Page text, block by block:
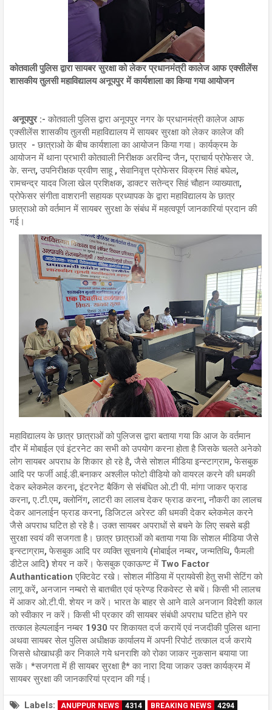
कोतवाली पुलिस द्वारा सायबर सुरक्षा को लेकर प्रधानमंत्री कालेज आफ एक्सीलेंस
शासकीय तुलसी महाविद्यालय अनूपपुर में कार्यशाला का किया गया आयोजन
अनूपपुर :- कोतवाली पुलिस द्वारा अनूपपुर नगर के प्रधानमंत्री कालेज आफ
एक्सीलेंस शासकीय तुलसी महाविद्यालय में सायबर सुरक्षा को लेकर कालेज की
छात्र - छात्राओ के बीच कार्यशाला का आयोजन किया गया। कार्यक्रम के
आयोजन में थाना प्रभारी कोतवाली निरीक्षक अरविन्द जैन, प्राचार्य प्रोफेसर जे.
के. सन्त, उपनिरीक्षक प्रवीण साहू , सेवानिवृत्त प्रोफेसर विक्रम सिहं बघेल,
रामचन्द्र यादव जिला खेल प्रशिक्षक, डाक्टर सतेन्द्र सिहं चौहान व्याख्याता,
प्रोफेसर संगीता वाशरानी सहायक प्रध्यापक के द्वारा महाविद्यालय के छात्र
छात्राओ को वर्तमान में सायबर सुरक्षा के संबंध में महत्वपूर्ण जानकारियां प्रदान की
गई।
महाविद्यालय के छात्र छात्राओं को पुलिजस द्वारा बताया गया कि आज के वर्तमान
दौर में मोबाईल एवं इंटरनेट का सभी को उपयोग करना होता है जिसके चलते अनेको
लोग सायबर अपराध के शिकार हो रहे है, जैसे सोशल मीडिया इन्स्टाग्राम, फेसबुक
आदि पर फर्जी आई.डी.बनाकर अश्लील फोटो वीडियो को वायरल करने की धमकी
देकर ब्लेकमेल करना, इंटरनेट बैकिंग से संबंधित ओ.टी पी. मांगा जाकर फ्राड
करना, ए.टी.एम, क्लोनिंग, लाटरी का लालच देकर फ्राड करना, नौकरी का लालच
देकर आनलाईन फ्राड करना, डिजिटल अरेस्ट की धमकी देकर ब्लेकमेल करने
जैसे अपराध घटित हो रहे है। उक्त सायबर अपराधों से बचने के लिए सबसे बड़ी
सुरक्षा स्वयं की सजगता है। छात्र छात्राओं को बताया गया कि सोशल मीडिया जैसे
इन्स्टाग्राम, फेसबुक आदि पर व्यक्ति सूचनाये (मोबाईल नम्बर, जन्मतिथि, फैमली
डीटेल आदि) शेयर न करें। फेसबुक एकाऊण्ट में Two Factor
Authantication एक्टिवेट रखे। सोशल मीडिया में प्रायवेसी हेतु सभी सेटिंग को
लागू करें, अनजान नम्बरो से बातचीत एवं फ्रेण्ड रिकवेस्ट से बचें। किसी भी लालच
में आकर ओ.टी.पी. शेयर न करें। भारत के बाहर से आने वाले अनजान विदेशी काल
को स्वीकार न करें। किसी भी प्रकार की सायबर संबंधी अपराध घटित होने पर
तत्काल हेल्पलाईन नम्बर 1930 पर शिकायत दर्ज करायें एवं नजदीकी पुलिस थाना
अथवा सायबर सेल पुलिस अधीक्षक कार्यालय में अपनी रिपोर्ट तत्काल दर्ज कराये
जिससे धोखाधड़ी कर निकाले गये धनराशि को रोका जाकर नुकसान बयाया जा
सकें। *सजगता में ही सायबर सुरक्षा है* का नारा दिया जाकर उक्त कार्यक्रम में
सायबर सुरक्षा की जानकारियां प्रदान की गई।
Labels: ANUPPUR NEWS 4314 BREAKING NEWS 4294